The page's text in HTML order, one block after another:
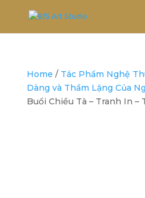
Home / Tác Phẩm Nghệ
Dàng và Thầm Lặng Của
Buổi Chiều Tà – Tranh In –